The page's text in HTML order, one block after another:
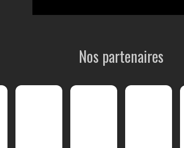
Nos partenaires